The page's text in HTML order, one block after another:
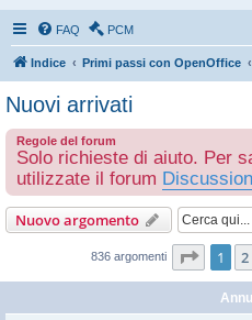
FAQ PCM
Indice Primi passi con OpenOffice
Nuovi arrivati
Regole del forum
Solo richieste di aiuto. Per
utilizzate il forum
Nuovo argomento
836 argomenti Pagina
1 2